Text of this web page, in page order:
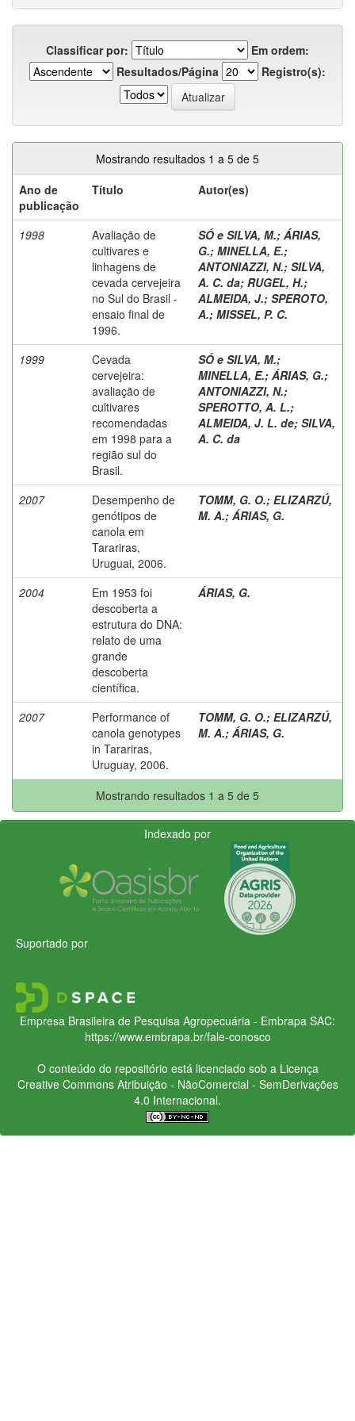
Classificar por:
Em ordem:
Resultados/Página
Registro(s):
Mostrando resultados 1 a 5 de 5
Ano de
publicação
Título Autor(es)
1998
Avaliação de
cultivares e
linhagens de
cevada cervejeira
no Sul do Brasil -
ensaio final de
1996.
SÓ e SILVA, M.; ÁRIAS,
G.; MINELLA, E.;
ANTONIAZZI, N.; SILVA,
A. C. da; RUGEL, H.;
ALMEIDA, J.; SPEROTO,
A.; MISSEL, P. C.
1999
Cevada
cervejeira:
avaliação de
cultivares
recomendadas
em 1998 para a
região sul do
Brasil.
SÓ e SILVA, M.;
MINELLA, E.; ÁRIAS, G.;
ANTONIAZZI, N.;
SPEROTTO, A. L.;
ALMEIDA, J. L. de; SILVA,
A. C. da
2007
Desempenho de
genótipos de
canola em
Tarariras,
Uruguai, 2006.
TOMM, G. O.; ELIZARZÚ,
M. A.; ÁRIAS, G.
2004
Em 1953 foi
descoberta a
estrutura do DNA:
relato de uma
grande
descoberta
científica.
ÁRIAS, G.
2007
Performance of
canola genotypes
in Tarariras,
Uruguay, 2006.
TOMM, G. O.; ELIZARZÚ,
M. A.; ÁRIAS, G.
Mostrando resultados 1 a 5 de 5
Indexado por
Suportado por
Empresa Brasileira de Pesquisa Agropecuária - Embrapa SAC:
https://www.embrapa.br/fale-conosco
O conteúdo do repositório está licenciado sob a Licença
Creative CommonsAtribuição - NãoComercial - SemDerivações
4.0 Internacional.